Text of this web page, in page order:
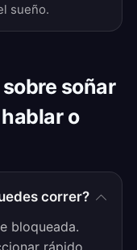
sueño.
soñar
o
correr?
bloqueada.
rápido,